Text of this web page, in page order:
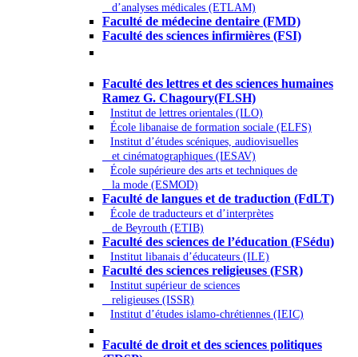
d’analyses médicales (ETLAM)
Faculté de médecine dentaire (FMD)
Faculté des sciences infirmières (FSI)
Faculté des lettres et des sciences humaines
Ramez G. Chagoury(FLSH)
Institut de lettres orientales (ILO)
École libanaise de formation sociale (ELFS)
Institut d’études scéniques, audiovisuelles
et cinématographiques (IESAV)
École supérieure des arts et techniques de
la mode (ESMOD)
Faculté de langues et de traduction (FdLT)
École de traducteurs et d’interprètes
de Beyrouth (ETIB)
Faculté des sciences de l’éducation (FSédu)
Institut libanais d’éducateurs (ILE)
Faculté des sciences religieuses (FSR)
Institut supérieur de sciences
religieuses (ISSR)
Institut d’études islamo-chrétiennes (IEIC)
Faculté de droit et des sciences politiques